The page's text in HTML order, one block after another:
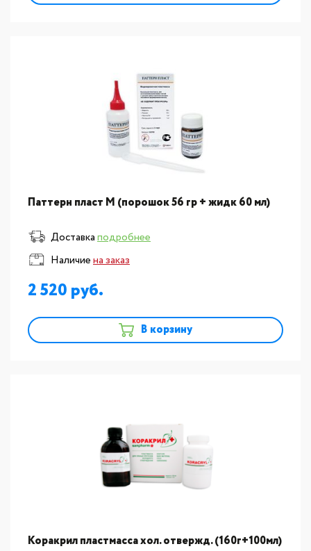
Паттерн пласт М (порошок 56 гр + жидк 60 мл)
Доставкаподробнее
Наличиена заказ
2 520
В корзину
Коракрил пластмасса хол. отвержд. (160г+100мл)